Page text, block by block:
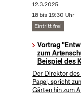
12.3.2025
18 bis 19:30 Uhr
Eintritt frei
Vortrag
zum
Beispiel des
Der Direktor des
Pagel, spricht
Gärten hin zum